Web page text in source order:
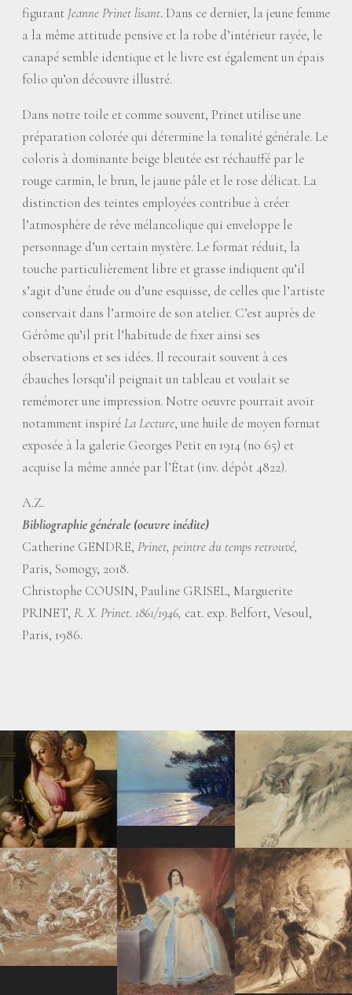
figurant Jeanne Prinet lisant. Dans ce dernier, la jeune femme
a la même attitude pensive et la robe d’intérieur rayée, le
canapé semble identique et le livre est également un épais
folio qu’on découvre illustré.
Dans notre toile et comme souvent, Prinet utilise une
préparation colorée qui détermine la tonalité générale. Le
coloris à dominante beige bleutée est réchauffé par le
rouge carmin, le brun, le jaune pâle et le rose délicat. La
distinction des teintes employées contribue à créer
l’atmosphère de rêve mélancolique qui enveloppe le
personnage d’un certain mystère. Le format réduit, la
touche particulièrement libre et grasse indiquent qu’il
s’agit d’une étude ou d’une esquisse, de celles que l’artiste
conservait dans l’armoire de son atelier. C’est auprès de
Gérôme qu’il prit l’habitude de fixer ainsi ses
observations et ses idées. Il recourait souvent à ces
ébauches lorsqu’il peignait un tableau et voulait se
remémorer une impression. Notre oeuvre pourrait avoir
notamment inspiréLa Lecture, une huile de moyen format
exposée à la galerie Georges Petit en 1914 (no 65) et
acquise la même année par l’État (inv. dépôt 4822).
A.Z.
Bibliographie générale (oeuvre inédite)
Catherine GENDRE, Prinet, peintre du temps retrouvé,
Paris, Somogy, 2018.
Christophe COUSIN, Pauline GRISEL, Marguerite
PRINET, R. X. Prinet. 1861/1946, cat. exp. Belfort, Vesoul,
Paris, 1986.